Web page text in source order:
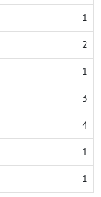
1
2
1
3
4
1
1